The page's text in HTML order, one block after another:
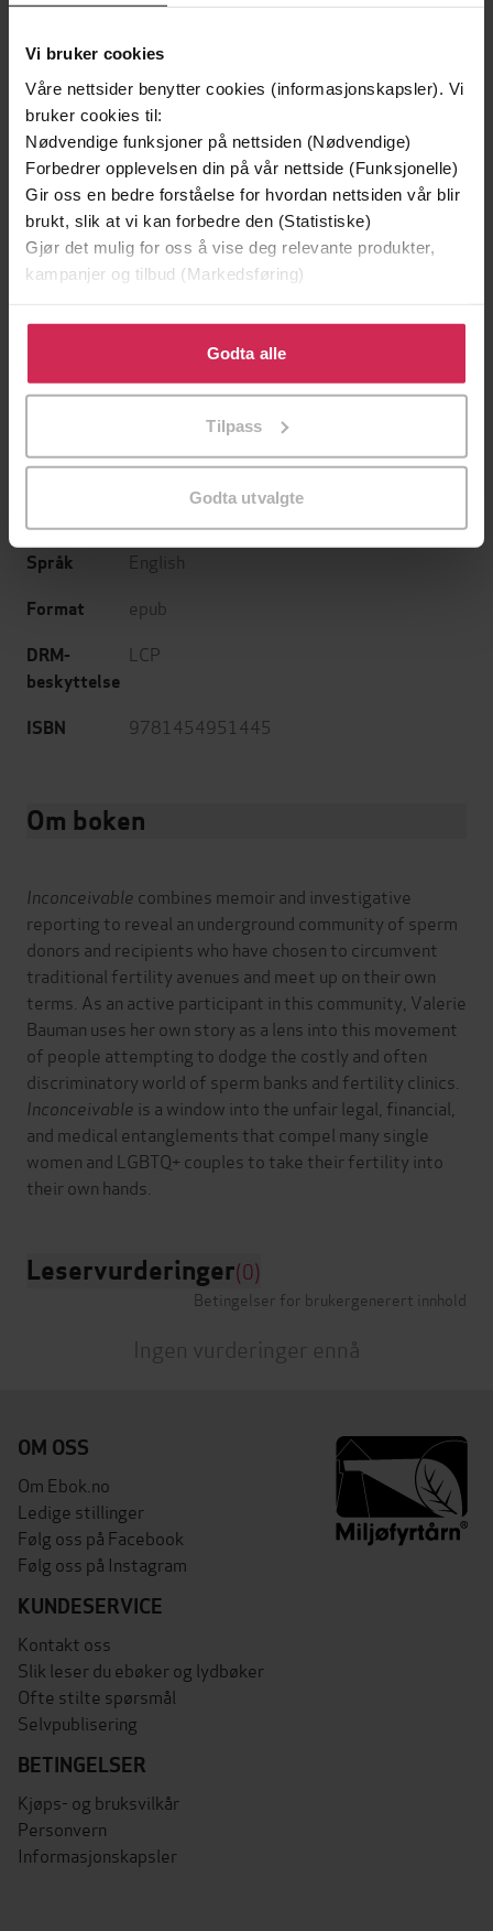
Vi bruker cookies
Våre nettsider benytter cookies (informasjonskapsler). Vi
bruker cookies til:
Nødvendige funksjoner på nettsiden (Nødvendige)
Forbedrer opplevelsen din på vår nettside (Funksjonelle)
Gir oss en bedre forståelse for hvordan nettsiden vår blir
brukt, slik at vi kan forbedre den (Statistiske)
Gjør det mulig for oss å vise deg relevante produkter,
kampanjer og tilbud (Markedsføring)
Klikk på «Godta alle» for å gi oss ditt samtykke til å
bruke cookies for alle disse formålene. Du kan også
tilpasse ditt samtykke til spesifikke formål ved å klikke
Godta alle
Tilpass
Godta utvalgte
199,-
Minnesota
Jo Nesbø
EBOK
349,-
Jørn Lier Horst
EBOK
Undertittel
Super Sperm Donors, Off-the-Grid
Forfattere Valerie Bauman(forfatter)
Union Square & Co
Utgitt 22.03.2025
Språk
English
Format epub
DRM-
beskyttelse
LCP
ISBN 9781454951445
Om boken
Inconceivable combines memoir and investigative
reporting to reveal an underground community of sperm
donors and recipients who have chosen to circumvent
traditional fertility avenues and meet up on their own
terms. As an active participant in this community, Valerie
Bauman uses her own story as a lens into this movement
of people attempting to dodge the costly and often
discriminatory world of sperm banks and fertility clinics.
Inconceivable is a window into the unfair legal, financial,
and medical entanglements that compel many single
women and LGBTQ+ couples to take their fertility into
Leservurderinger(0)
Betingelser for brukergenerert innhold
Ingen vurderinger ennå
OM OSS
Om Ebok.no
Ledige stillinger
Følg oss på Facebook
Følg oss på Instagram
KUNDESERVICE
Kontakt oss
Slik leser du ebøker og lydbøker
Ofte stilte spørsmål
Selvpublisering
BETINGELSER
Kjøps- og bruksvilkår
Personvern
Informasjonskapsler